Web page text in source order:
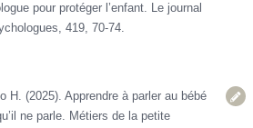
pour protéger l’enfant. Le journal
419, 70-74.
H. (2025). Apprendre à parler au bébé
ne parle. Métiers de la petite